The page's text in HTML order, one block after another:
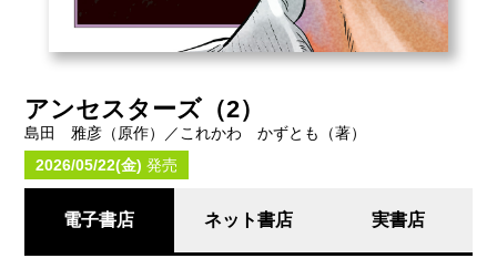
アンセスターズ（2）
島田 雅彦（原作）／これかわ かずとも（著）
2026/05/22(金) 発売
電子書店 ネット書店 実書店